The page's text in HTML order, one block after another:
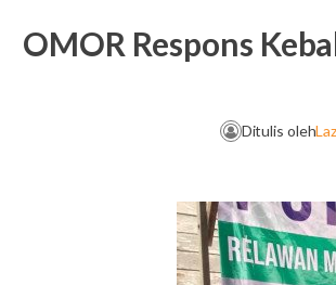
OMOR Respons
Ditulis oleh